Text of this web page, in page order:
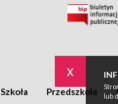
x
lub
Szkoła Przedszkole